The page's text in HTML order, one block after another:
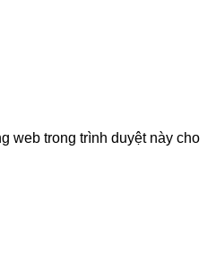
web trong trình duyệt này cho